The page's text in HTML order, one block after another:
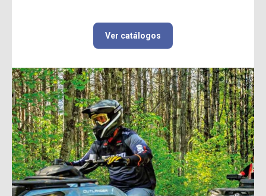
Ver catálogos